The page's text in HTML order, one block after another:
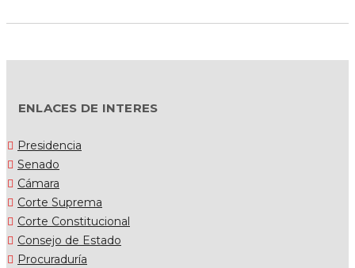
ENLACES DE INTERES
Presidencia
Senado
Cámara
Corte Suprema
Corte Constitucional
Consejo de Estado
Procuraduría